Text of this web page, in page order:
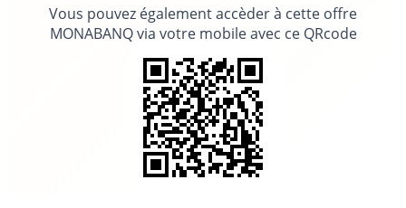
Vous pouvez également accèder à cette offre
MONABANQ via votre mobile avec ce QRcode